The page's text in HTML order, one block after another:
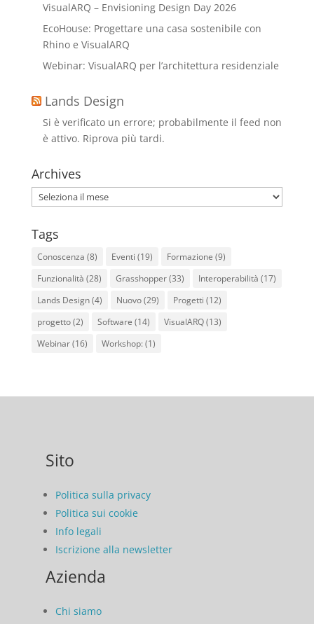
VisualARQ – Envisioning Design Day 2026
EcoHouse: Progettare una casa sostenibile con
Rhino e VisualARQ
Webinar: VisualARQ per l’architettura residenziale
Lands Design
Si è verificato un errore; probabilmente il feed non
è attivo. Riprova più tardi.
Archives
Archives
Tags
Conoscenza (8) Eventi (19) Formazione (9)
Funzionalità (28) Grasshopper(33) Interoperabilità (17)
Lands Design(4) Nuovo(29) Progetti (12)
progetto(2) Software (14) VisualARQ(13)
Webinar(16) Workshop: (1)
Sito
Politica sulla privacy
Politica sui cookie
Info legali
Iscrizione alla newsletter
Azienda
Chi siamo